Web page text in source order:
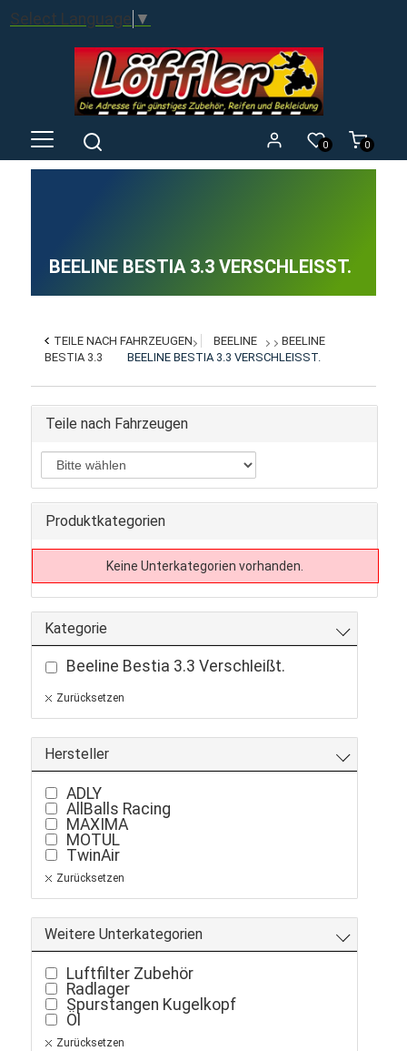
Select Language ▼
0
0
BEELINE BESTIA 3.3 VERSCHLEISST.
TEILE NACH FAHRZEUGEN BEELINE
BEELINE
BESTIA 3.3
BEELINE BESTIA 3.3 VERSCHLEISST.
Teile nach Fahrzeugen
Produktkategorien
Keine Unterkategorien vorhanden.
Kategorie
Beeline Bestia 3.3 Verschleißt.
Zurücksetzen
Hersteller
ADLY
AllBalls Racing
MAXIMA
MOTUL
TwinAir
Zurücksetzen
Weitere Unterkategorien
Luftfilter Zubehör
Radlager
Spurstangen Kugelkopf
Öl
Zurücksetzen